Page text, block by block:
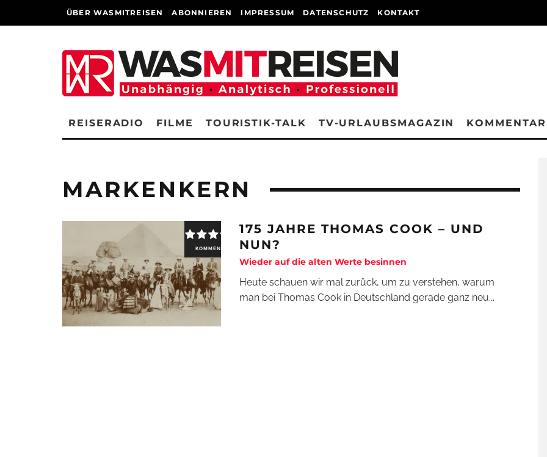
ÜBER WASMITREISEN ABONNIEREN IMPRESSUM DATENSCHUTZ KONTAKT
REISERADIO FILME TOURISTIK-TALK TV-URLAUBSMAGAZIN
MARKENKERN
KOMMENTAR
175 JAHRE THOMAS COOK – UND
NUN?
Wieder auf die alten Werte besinnen
Heute schauen wir mal zurück, um zu verstehen, warum
man bei Thomas Cook in Deutschland gerade ganz neu...